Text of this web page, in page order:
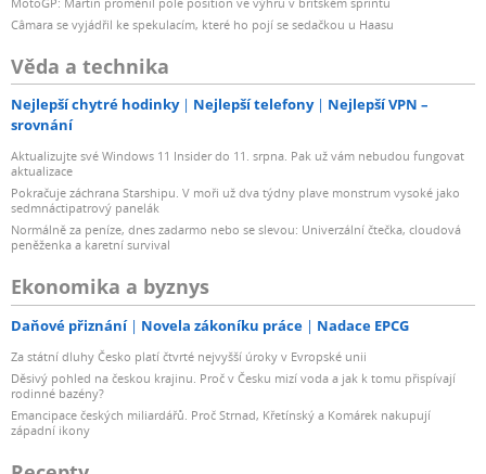
Câmara se vyjádřil ke spekulacím, které ho pojí se sedačkou u Haasu
Věda a technika
Nejlepší chytré hodinky Nejlepší telefony
Nejlepší VPN –
srovnání
Aktualizujte své Windows 11 Insider do 11. srpna. Pak už vám nebudou fungovat
aktualizace
Pokračuje záchrana Starshipu. V moři už dva týdny plave monstrum vysoké jako
sedmnáctipatrový panelák
Normálně za peníze, dnes zadarmo nebo se slevou: Univerzální čtečka, cloudová
peněženka a karetní survival
Ekonomika a byznys
Daňové přiznání Novela zákoníku práce Nadace EPCG
Za státní dluhy Česko platí čtvrté nejvyšší úroky v Evropské unii
Děsivý pohled na českou krajinu. Proč v Česku mizí voda a jak k tomu přispívají
rodinné bazény?
Emancipace českých miliardářů. Proč Strnad, Křetínský a Komárek nakupují
západní ikony